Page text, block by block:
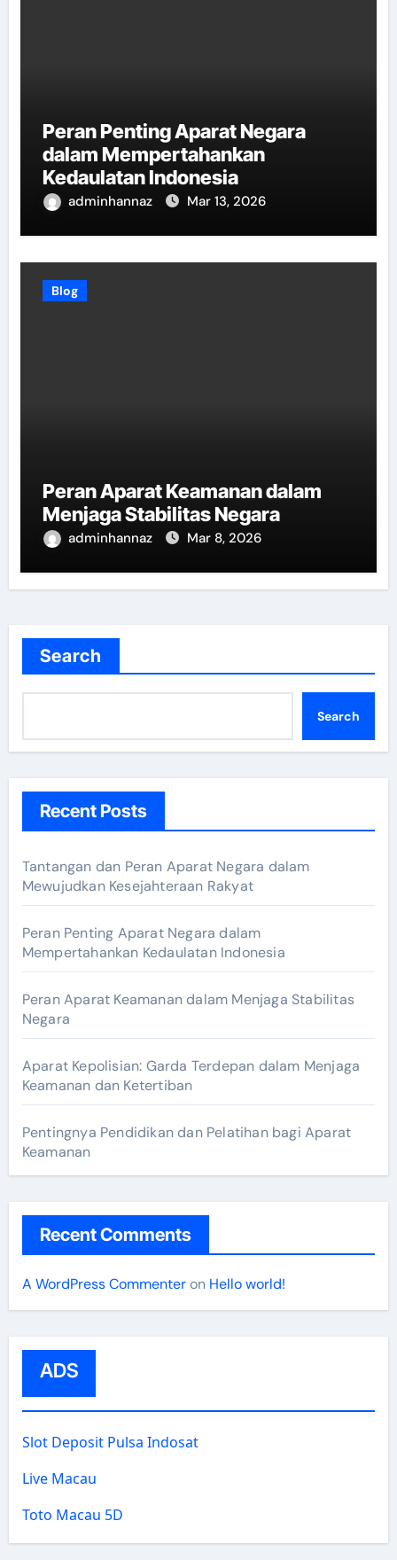
Peran Penting Aparat Negara
dalam Mempertahankan
Kedaulatan Indonesia
adminhannaz Mar 13, 2026
Blog
Peran Aparat Keamanan dalam
Menjaga Stabilitas Negara
adminhannaz Mar 8, 2026
Search
Search
Recent Posts
Tantangan dan Peran Aparat Negara dalam
Mewujudkan Kesejahteraan Rakyat
Peran Penting Aparat Negara dalam
Mempertahankan Kedaulatan Indonesia
Peran Aparat Keamanan dalam Menjaga Stabilitas
Negara
Aparat Kepolisian: Garda Terdepan dalam Menjaga
Keamanan dan Ketertiban
Pentingnya Pendidikan dan Pelatihan bagi Aparat
Keamanan
Recent Comments
A WordPress Commenteron Hello world!
ADS
Slot Deposit Pulsa Indosat
Live Macau
Toto Macau 5D